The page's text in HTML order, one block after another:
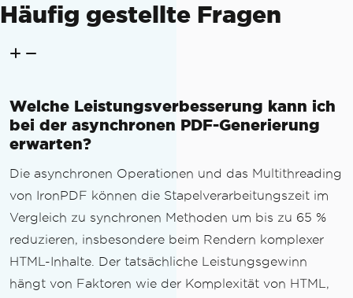
Häufig gestellte Fragen
Welche Leistungsverbesserung kann ich
bei der asynchronen PDF-Generierung
erwarten?
Die asynchronen Operationen und das Multithreading
von IronPDF können die Stapelverarbeitungszeit im
Vergleich zu synchronen Methoden um bis zu 65 %
reduzieren, insbesondere beim Rendern komplexer
HTML-Inhalte. Der tatsächliche Leistungsgewinn
hängt von Faktoren wie der Komplexität von HTML,